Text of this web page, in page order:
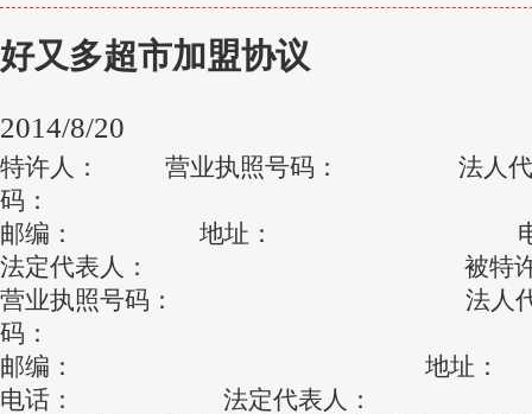
好又多超市加盟协议
2014/8/20
特许人： 营业执照号码： 法人代
码：
邮编： 地址： 电
法定代表人： 被特许
营业执照号码： 法人代码
码：
邮编： 地
电话： 法定代表人：